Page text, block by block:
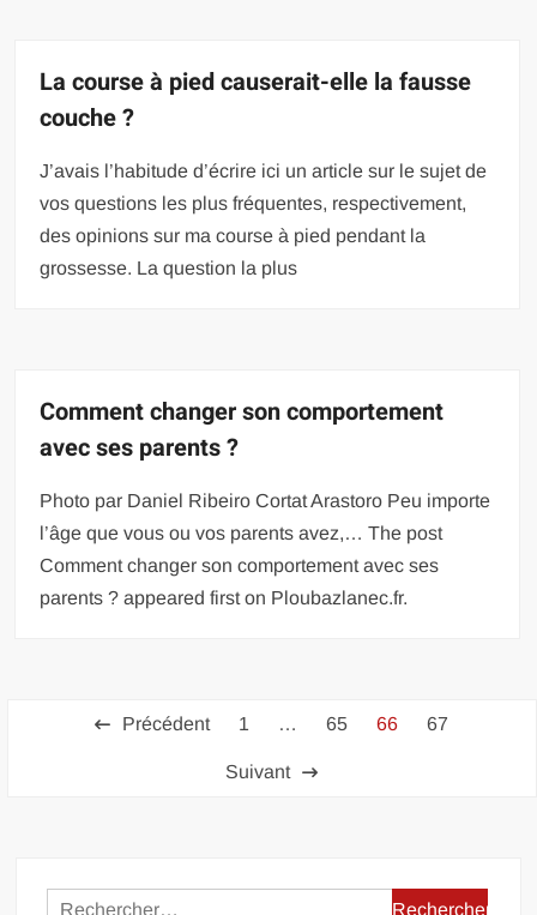
La course à pied causerait-elle la fausse
couche ?
J’avais l’habitude d’écrire ici un article sur le sujet de
vos questions les plus fréquentes, respectivement,
des opinions sur ma course à pied pendant la
grossesse. La question la plus
Comment changer son comportement
avec ses parents ?
Photo par Daniel Ribeiro Cortat Arastoro Peu importe
l’âge que vous ou vos parents avez,… The post
Comment changer son comportement avec ses
parents ? appeared first on Ploubazlanec.fr.
Pagination
Précédent 1 … 65 66 67
Suivant
Rechercher :